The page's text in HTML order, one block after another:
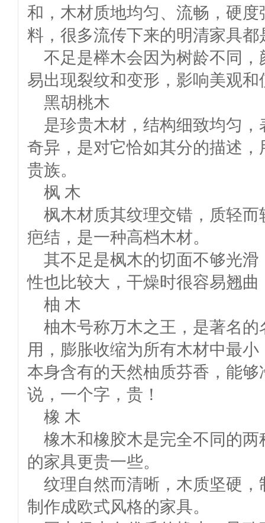
和，木材质地均匀、流畅，硬
料，很多流传下来的明清家具都
不足是榉木会因为树龄不同
易出现裂纹和变形，影响美观和
黑胡桃木
是珍贵木材，结构细致均匀
奇异，是对它恰如其分的描述
贵族。
枫 木
枫木材质其纹理交错，质轻
疤结，是一种高档木材。
其不足是枫木的切面不够光
性也比较大，干燥时很容易翘
柚 木
柚木号称万木之王，是著名
用，膨胀收缩为所有木材中最
本身含有的天然柚质芬香，能
说，一个字，贵！
橡 木
橡木和橡胶木是完全不同的
的家具更贵一些。
纹理自然而清晰，木质坚硬
制作成欧式风格的家具。